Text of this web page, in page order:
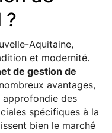
?
Aquitaine,
et modernité.
de gestion de
avantages,
approfondie des
spécifiques à la
bien le marché